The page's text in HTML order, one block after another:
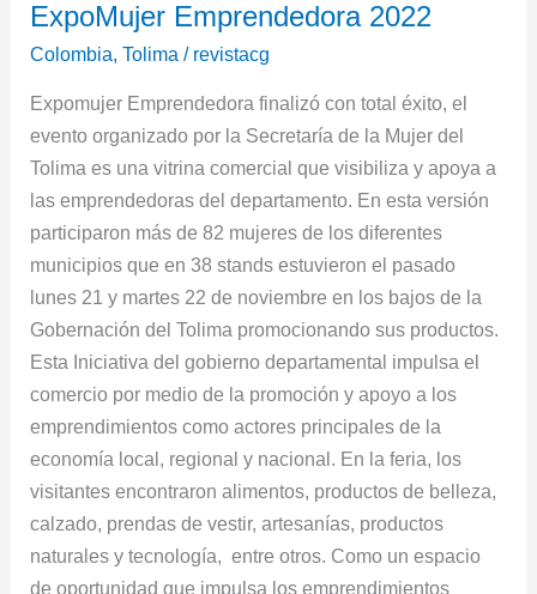
ExpoMujer Emprendedora 2022
Colombia,Tolima / revistacg
Expomujer Emprendedora finalizó con total éxito, el
evento organizado por la Secretaría de la Mujer del
Tolima es una vitrina comercial que visibiliza y apoya a
las emprendedoras del departamento. En esta versión
participaron más de 82 mujeres de los diferentes
municipios que en 38 stands estuvieron el pasado
lunes 21 y martes 22 de noviembre en los bajos de la
Gobernación del Tolima promocionando sus productos.
Esta Iniciativa del gobierno departamental impulsa el
comercio por medio de la promoción y apoyo a los
emprendimientos como actores principales de la
economía local, regional y nacional. En la feria, los
visitantes encontraron alimentos, productos de belleza,
calzado, prendas de vestir, artesanías, productos
naturales y tecnología, entre otros. Como un espacio
de oportunidad que impulsa los emprendimientos
ExpoMujer
Emprendedora